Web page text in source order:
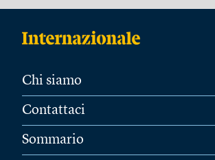
Chi siamo
Contattaci
Sommario